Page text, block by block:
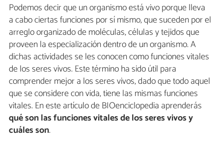
Podemos decir que un organismo está vivo porque lleva
a cabo ciertas funciones por sí mismo, que suceden por el
arreglo organizado de moléculas, células y tejidos que
proveen la especialización dentro de un organismo. A
dichas actividades se les conocen como funciones vitales
de los seres vivos. Este término ha sido útil para
comprender mejor a los seres vivos, dado que todo aquel
que se considere con vida, tiene las mismas funciones
vitales. En este artículo de BIOenciclopedia aprenderás
qué son las funciones vitales de los seres vivos y
cuáles son.